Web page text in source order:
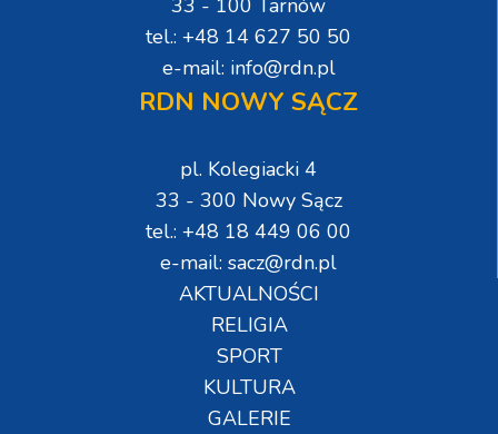
33 - 100 Tarnów
tel.: +48 14 627 50 50
e-mail: info@rdn.pl
RDN NOWY SĄCZ
pl. Kolegiacki 4
33 - 300 Nowy Sącz
tel.: +48 18 449 06 00
e-mail: sacz@rdn.pl
AKTUALNOŚCI
RELIGIA
SPORT
KULTURA
GALERIE